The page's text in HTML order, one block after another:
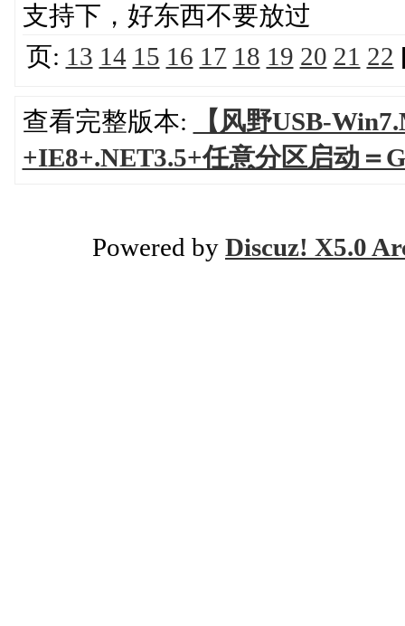
支持下，好东西不要放过
页: 13 14 15 16 17 18 19 20 21 22
查看完整版本:
【风野USB-
+IE8+.NET3.5+任意分区启动＝
Powered by Discuz! X5.0